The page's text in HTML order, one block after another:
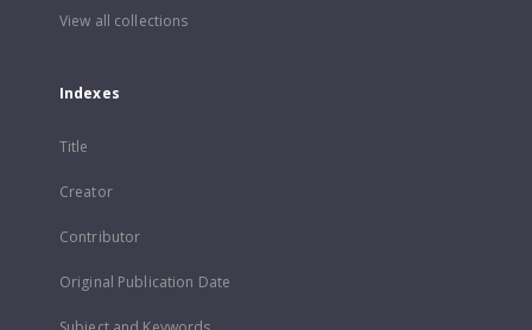
View all collections
Indexes
Title
Creator
Contributor
Original Publication Date